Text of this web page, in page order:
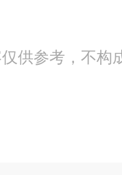
供参考，不构